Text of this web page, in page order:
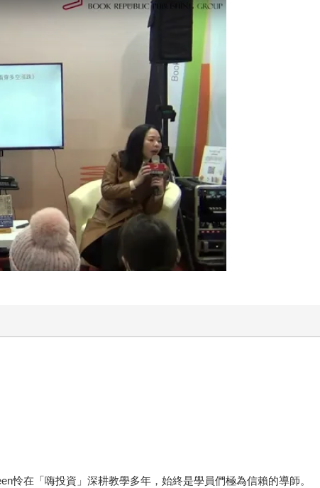
怜在「嗨投資」深耕教學多年，始終是學員們極為信賴的導師。